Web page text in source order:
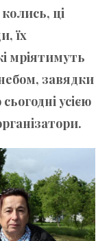
ці
їх
мріятимуть
завядки
усією